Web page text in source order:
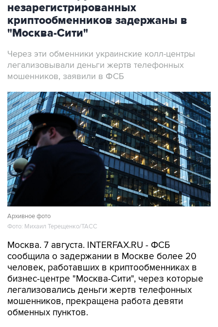
незарегистрированных
криптообменников задержаны в
"Москва-Сити"
Через эти обменники украинские колл-центры
легализовывали деньги жертв телефонных
мошенников, заявили в ФСБ
Архивное фото
Фото: Михаил Терещенко/ТАСС
Москва. 7 августа. INTERFAX.RU - ФСБ
сообщила о задержании в Москве более 20
человек, работавших в криптообменниках в
бизнес-центре "Москва-Сити", через которые
легализовались деньги жертв телефонных
мошенников, прекращена работа девяти
обменных пунктов.